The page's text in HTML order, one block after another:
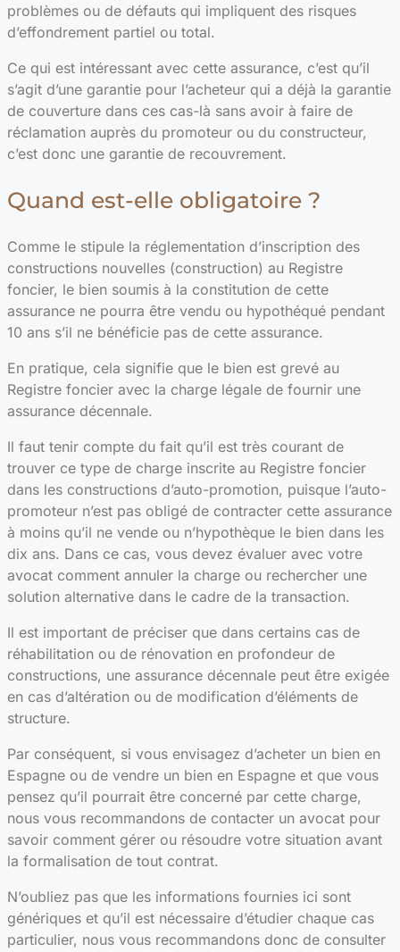
problèmes ou de défauts qui impliquent des risques
d’effondrement partiel ou total.
Ce qui est intéressant avec cette assurance, c’est qu’il
s’agit d’une garantie pour l’acheteur qui a déjà la garantie
de couverture dans ces cas-là sans avoir à faire de
réclamation auprès du promoteur ou du constructeur,
c’est donc une garantie de recouvrement.
Quand est-elle obligatoire ?
Comme le stipule la réglementation d’inscription des
constructions nouvelles (construction) au Registre
foncier, le bien soumis à la constitution de cette
assurance ne pourra être vendu ou hypothéqué pendant
10 ans s’il ne bénéficie pas de cette assurance.
En pratique, cela signifie que le bien est grevé au
Registre foncier avec la charge légale de fournir une
assurance décennale.
Il faut tenir compte du fait qu’il est très courant de
trouver ce type de charge inscrite au Registre foncier
dans les constructions d’auto-promotion, puisque l’auto-
promoteur n’est pas obligé de contracter cette assurance
à moins qu’il ne vende ou n’hypothèque le bien dans les
dix ans. Dans ce cas, vous devez évaluer avec votre
avocat comment annuler la charge ou rechercher une
solution alternative dans le cadre de la transaction.
Il est important de préciser que dans certains cas de
réhabilitation ou de rénovation en profondeur de
constructions, une assurance décennale peut être exigée
en cas d’altération ou de modification d’éléments de
structure.
Par conséquent, si vous envisagez d’acheter un bien en
Espagne ou de vendre un bien en Espagne et que vous
pensez qu’il pourrait être concerné par cette charge,
nous vous recommandons de contacter un avocat pour
savoir comment gérer ou résoudre votre situation avant
la formalisation de tout contrat.
N’oubliez pas que les informations fournies ici sont
génériques et qu’il est nécessaire d’étudier chaque cas
particulier, nous vous recommandons donc de consulter